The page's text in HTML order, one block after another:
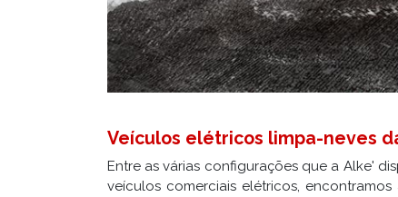
Veículos elétricos limpa-neves
Entre as várias configurações que a Alke'
veículos comerciais elétricos,